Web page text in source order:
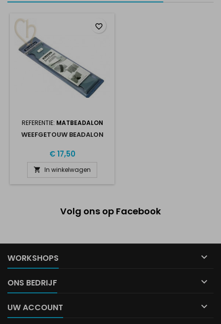
REFERENTIE: MATBEADALON
WEEFGETOUW BEADALON
€ 17,50
 In winkelwagen
favorite_border
Volg ons op Facebook
WORKSHOPS 
ONS BEDRIJF 
UW ACCOUNT 